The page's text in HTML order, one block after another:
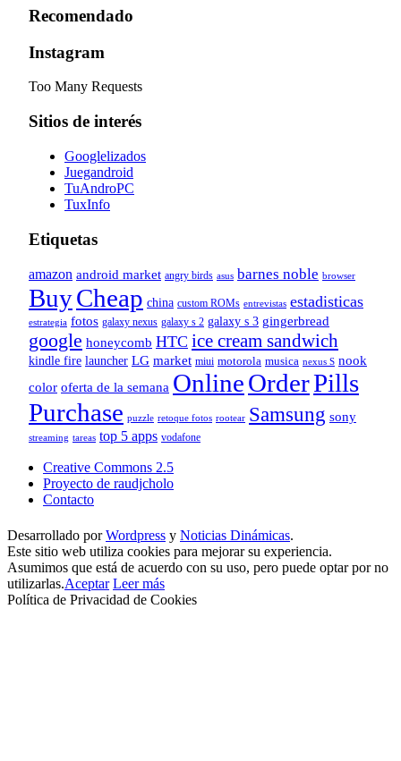
Recomendado
Instagram
Too Many Requests
Sitios de interés
Googlelizados
Juegandroid
TuAndroPC
TuxInfo
Etiquetas
amazon android market angry birds asus barnes noble browser
BuyCheap china custom ROMs entrevistas estadisticas
estrategia fotos galaxy nexus galaxy s 2 galaxy s 3 gingerbread
google honeycomb HTC ice cream sandwich
kindle fire launcher LG market miui motorola musica nexus S nook
color oferta de la semana OnlineOrderPills
Purchase puzzle retoque fotos rootear Samsung sony
streaming tareas top 5 apps vodafone
Creative Commons 2.5
Proyecto de raudjcholo
Contacto
Desarrollado porWordpress y Noticias Dinámicas.
Este sitio web utiliza cookies para mejorar su experiencia.
Asumimos que está de acuerdo con su uso, pero puede optar por no
utilizarlas.Aceptar Leer más
Política de Privacidad de Cookies